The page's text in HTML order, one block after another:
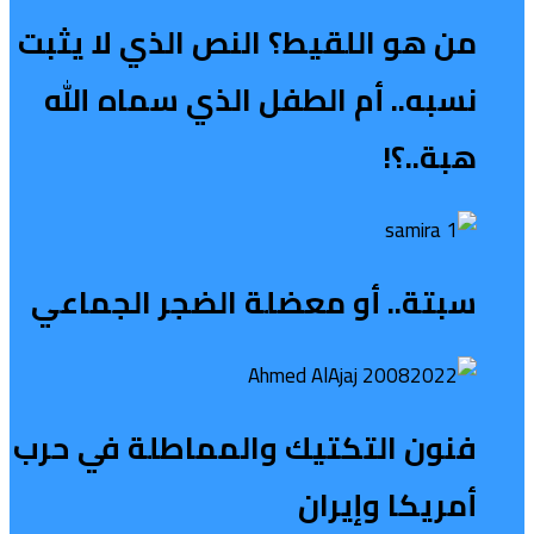
من هو اللقيط؟ النص الذي لا يثبت
نسبه.. أم الطفل الذي سماه الله
هبة..؟!
سبتة.. أو معضلة الضجر الجماعي
فنون التكتيك والمماطلة في حرب
أمريكا وإيران